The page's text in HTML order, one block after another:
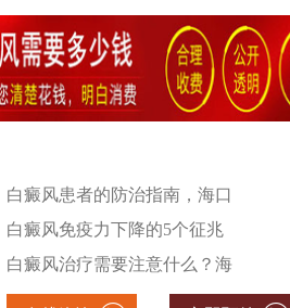
白癜风患者的防治指南，海口
白癜风免疫力下降的5个征兆
白癜风治疗需要注意什么？海